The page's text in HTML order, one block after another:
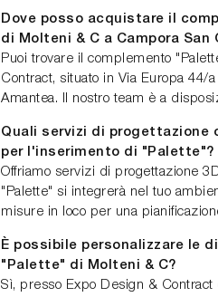
Dove posso acquistare il
di Molteni & C a Campora San
Puoi trovare il complemento
Contract, situato in Via Europa 44/
Amantea. Il nostro team è a
Quali servizi di progettazione
per l'inserimento di "Palette"?
Offriamo servizi di progettazione
"Palette" si integrerà nel tuo
misure in loco per una
È possibile personalizzare le
"Palette" di Molteni & C?
Sì, presso Expo Design &